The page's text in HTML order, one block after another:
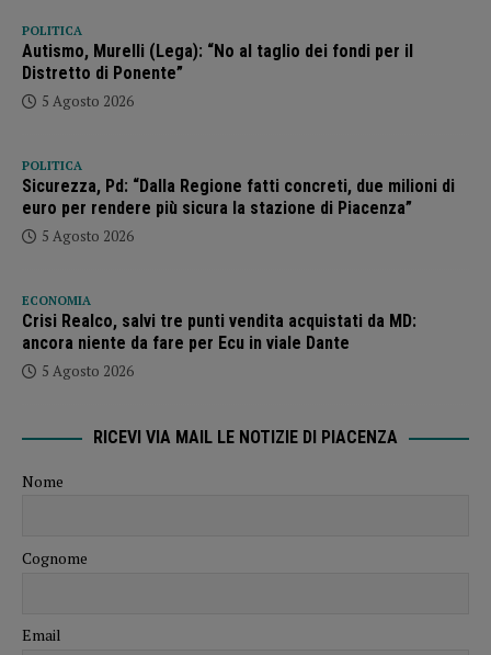
POLITICA
Autismo, Murelli (Lega): “No al taglio dei fondi per il
Distretto di Ponente”
5 Agosto 2026
POLITICA
Sicurezza, Pd: “Dalla Regione fatti concreti, due milioni di
euro per rendere più sicura la stazione di Piacenza”
5 Agosto 2026
ECONOMIA
Crisi Realco, salvi tre punti vendita acquistati da MD:
ancora niente da fare per Ecu in viale Dante
5 Agosto 2026
RICEVI VIA MAIL LE NOTIZIE DI PIACENZA
Nome
Cognome
Email